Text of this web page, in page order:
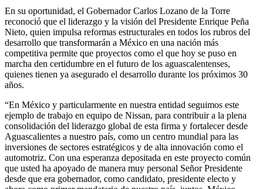
En su oportunidad, el Gobernador Carlos Lozano de la Torre
reconoció que el liderazgo y la visión del Presidente Enrique Peña
Nieto, quien impulsa reformas estructurales en todos los rubros del
desarrollo que transformarán a México en una nación más
competitiva permite que proyectos como el que hoy se puso en
marcha den certidumbre en el futuro de los aguascalentenses,
quienes tienen ya asegurado el desarrollo durante los próximos 30
años.
“En México y particularmente en nuestra entidad seguimos este
ejemplo de trabajo en equipo de Nissan, para contribuir a la plena
consolidación del liderazgo global de esta firma y fortalecer desde
Aguascalientes a nuestro país, como un centro mundial para las
inversiones de sectores estratégicos y de alta innovación como el
automotriz. Con una esperanza depositada en este proyecto común
que usted ha apoyado de manera muy personal Señor Presidente
desde que era gobernador, como candidato, presidente electo y